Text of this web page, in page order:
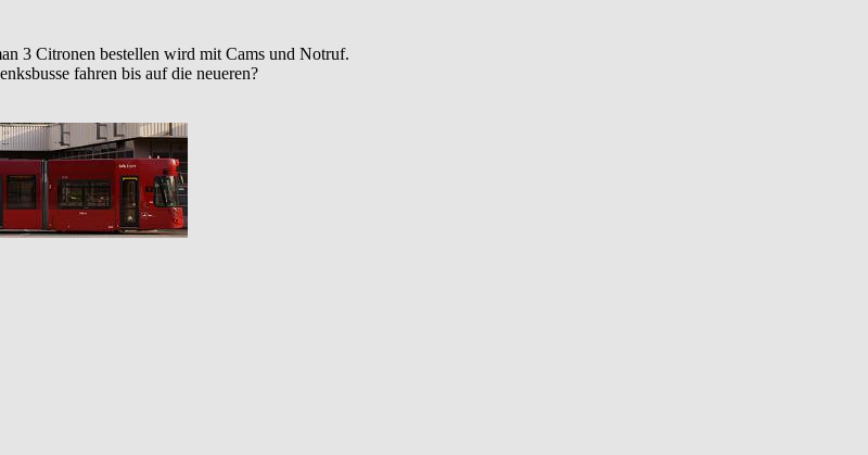
3 Citronen bestellen wird mit Cams und Notruf.
fahren bis auf die neueren?